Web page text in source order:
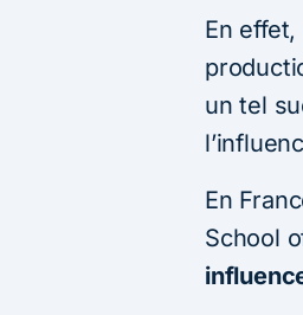
En
un tel
En
School